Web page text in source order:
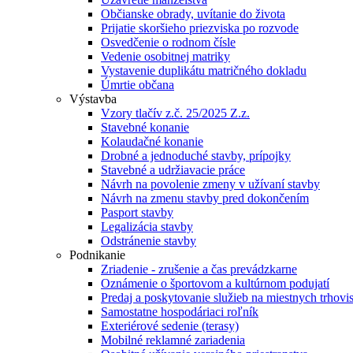
Občianske obrady, uvítanie do života
Prijatie skoršieho priezviska po rozvode
Osvedčenie o rodnom čísle
Vedenie osobitnej matriky
Vystavenie duplikátu matričného dokladu
Úmrtie občana
Výstavba
Vzory tlačív z.č. 25/2025 Z.z.
Stavebné konanie
Kolaudačné konanie
Drobné a jednoduché stavby, prípojky
Stavebné a udržiavacie práce
Návrh na povolenie zmeny v užívaní stavby
Návrh na zmenu stavby pred dokončením
Pasport stavby
Legalizácia stavby
Odstránenie stavby
Podnikanie
Zriadenie - zrušenie a čas prevádzkarne
Oznámenie o športovom a kultúrnom podujatí
Predaj a poskytovanie služieb na miestnych
Samostatne hospodáriaci roľník
Exteriérové sedenie (terasy)
Mobilné reklamné zariadenia